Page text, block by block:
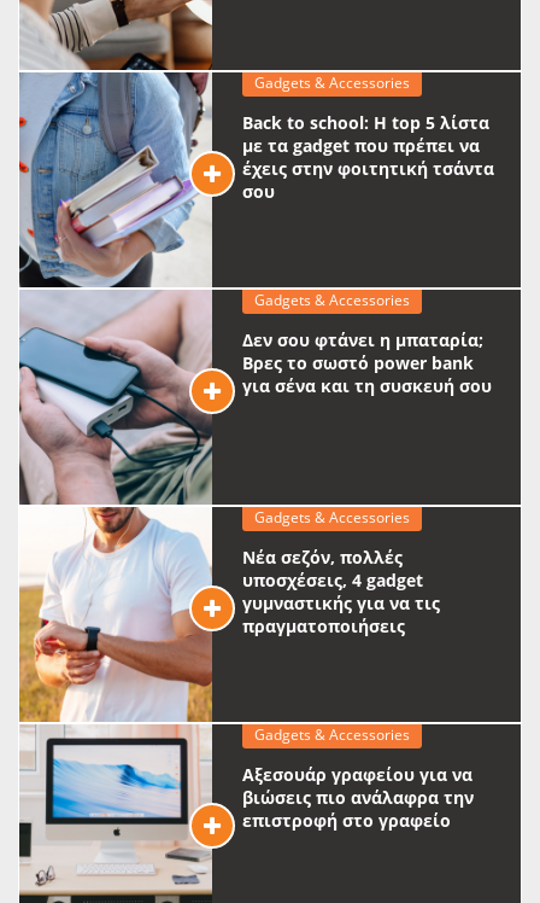
Gadgets & Accessories
Back to school: Η top 5 λίστα
με τα gadget που πρέπει να
έχεις στην φοιτητική τσάντα
σου
Gadgets & Accessories
Δεν σου φτάνει η μπαταρία;
Βρες το σωστό power bank
για σένα και τη συσκευή σου
Gadgets & Accessories
Νέα σεζόν, πολλές
υποσχέσεις, 4 gadget
γυμναστικής για να τις
πραγματοποιήσεις
Gadgets & Accessories
Αξεσουάρ γραφείου για να
βιώσεις πιο ανάλαφρα την
επιστροφή στο γραφείο